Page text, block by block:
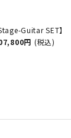
Guitar SET】
円 (税込)